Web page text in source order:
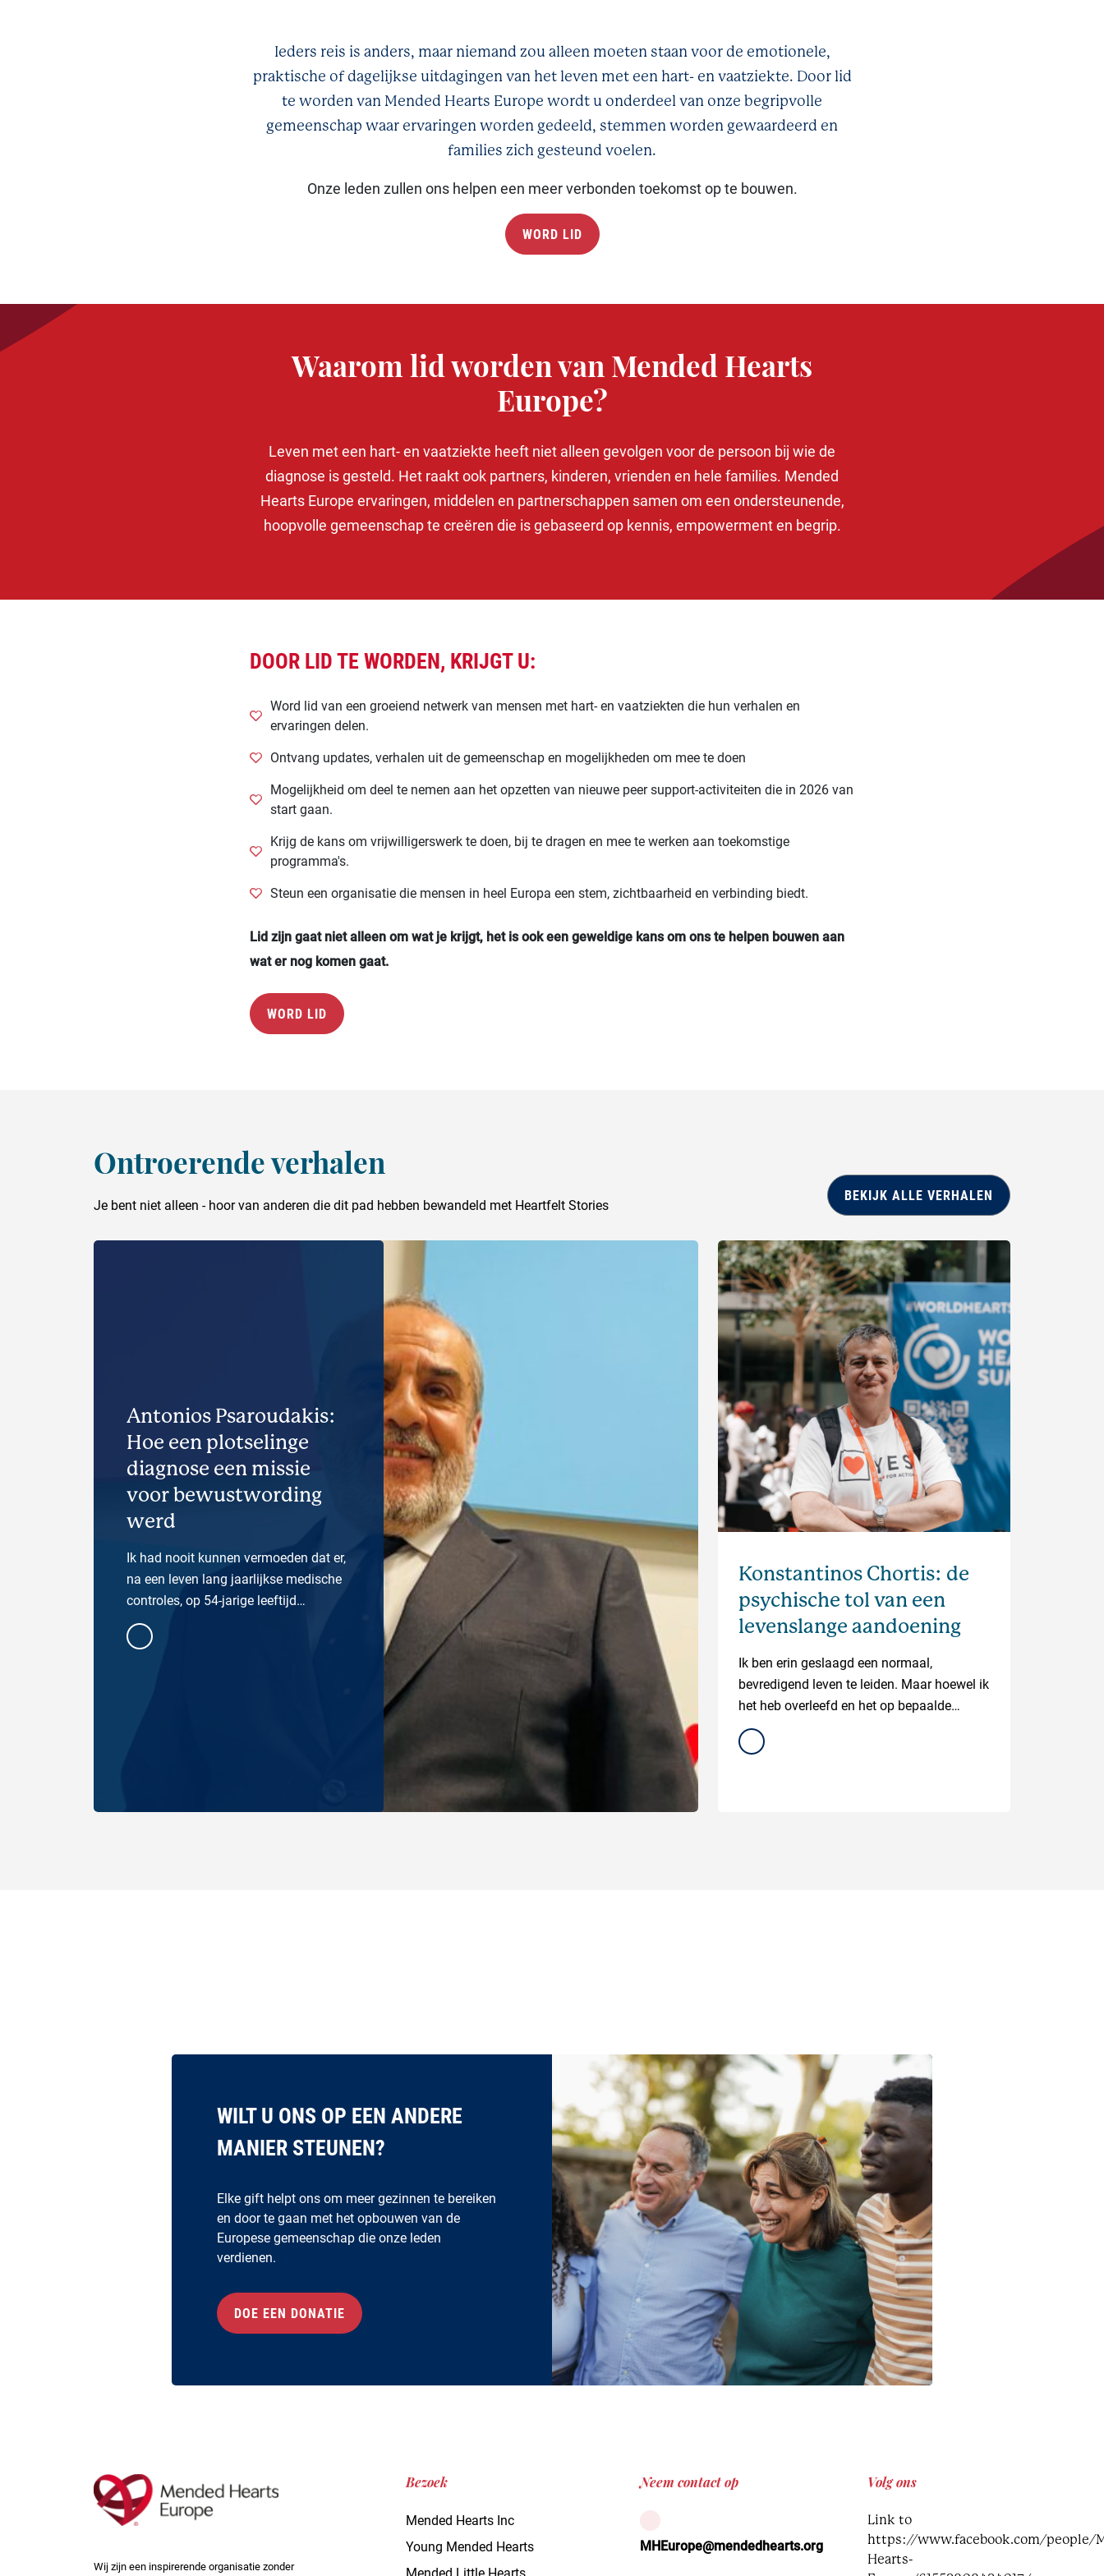
Ieders reis is anders, maar niemand zou alleen moeten staan voor de emotionele,
praktische of dagelijkse uitdagingen van het leven met een hart- en vaatziekte. Door lid
te worden van Mended Hearts Europe wordt u onderdeel van onze begripvolle
gemeenschap waar ervaringen worden gedeeld, stemmen worden gewaardeerd en
families zich gesteund voelen.
Onze leden zullen ons helpen een meer verbonden toekomst op te bouwen.
WORD LID
Waarom lid worden van Mended Hearts
Europe?
Leven met een hart- en vaatziekte heeft niet alleen gevolgen voor de persoon bij wie de
diagnose is gesteld. Het raakt ook partners, kinderen, vrienden en hele families. Mended
Hearts Europe ervaringen, middelen en partnerschappen samen om een ondersteunende,
hoopvolle gemeenschap te creëren die is gebaseerd op kennis, empowerment en begrip.
DOOR LID TE WORDEN, KRIJGT U:
Word lid van een groeiend netwerk van mensen met hart- en vaatziekten die hun verhalen en
ervaringen delen.
Ontvang updates, verhalen uit de gemeenschap en mogelijkheden om mee te doen
Mogelijkheid om deel te nemen aan het opzetten van nieuwe peer support-activiteiten die in 2026 van
start gaan.
Krijg de kans om vrijwilligerswerk te doen, bij te dragen en mee te werken aan toekomstige
programma's.
Steun een organisatie die mensen in heel Europa een stem, zichtbaarheid en verbinding biedt.
Lid zijn gaat niet alleen om wat je krijgt, het is ook een geweldige kans om ons te helpen bouwen aan
wat er nog komen gaat.
WORD LID
Ontroerende verhalen
Je bent niet alleen - hoor van anderen die dit pad hebben bewandeld met Heartfelt Stories
BEKIJK ALLE VERHALEN
Antonios Psaroudakis:
Hoe een plotselinge
diagnose een missie
voor bewustwording
werd
Ik had nooit kunnen vermoeden dat er,
na een leven lang jaarlijkse medische
controles, op 54-jarige leeftijd
plotseling iets aangeboren zou worden
ontdekt dat mijn kijk op mijn
Konstantinos Chortis: de
psychische tol van een
levenslange aandoening
Ik ben erin geslaagd een normaal,
bevredigend leven te leiden. Maar hoewel ik
het heb overleefd en het op bepaalde
momenten zelfs goed ging, was de
psychologische tol die we als gezin hebben
WILT U ONS OP EEN ANDERE
MANIER STEUNEN?
Elke gift helpt ons om meer gezinnen te bereiken
en door te gaan met het opbouwen van de
Europese gemeenschap die onze leden
verdienen.
DOE EEN DONATIE
Wij zijn een inspirerende organisatie zonder
Bezoek
Mended Hearts Inc
Young Mended Hearts
Neem contact op
MHEurope@mendedhearts.org
Volg ons
Link to
https://www.facebook.com/people/
Hearts-